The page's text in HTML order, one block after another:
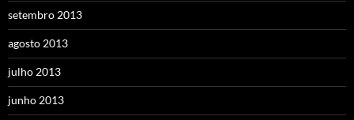
setembro 2013
agosto 2013
julho 2013
junho 2013